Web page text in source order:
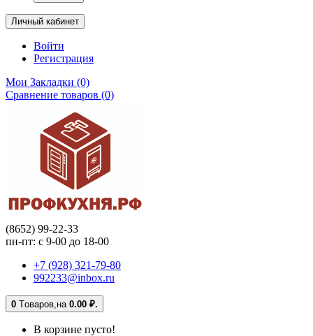
Личный кабинет
Войти
Регистрация
Мои Закладки (0)
Сравнение товаров (0)
(8652) 99-22-33
пн-пт: с 9-00 до 18-00
+7 (928) 321-79-80
992233@inbox.ru
0 Tоваров, на 0.00 ₽.
В корзине пусто!